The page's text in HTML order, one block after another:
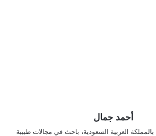
أحمد جمال
العربية السعودية، باحث في مجالات طبيبة